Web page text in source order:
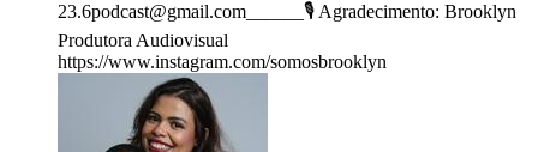
23.6podcast@gmail.com______🎙️ Agradecimento: Brooklyn
Produtora Audiovisual
https://www.instagram.com/somosbrooklyn